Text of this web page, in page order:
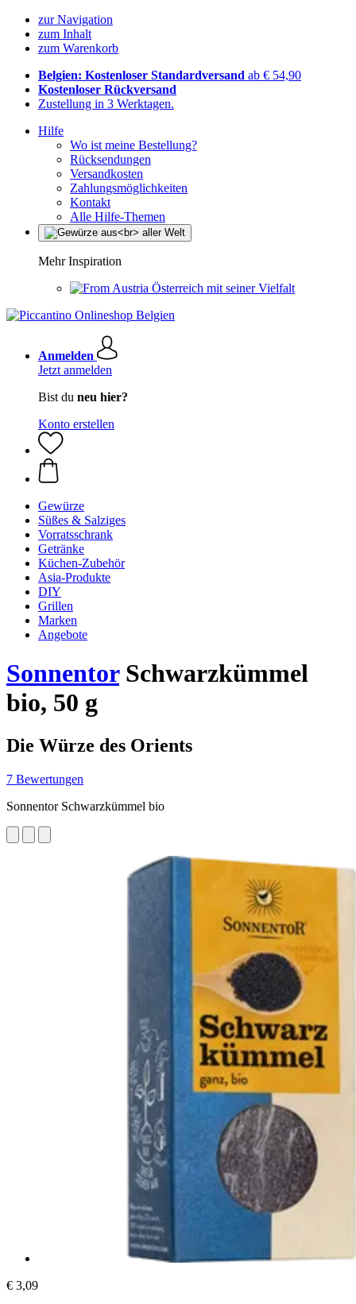
zur Navigation
zum Inhalt
zum Warenkorb
Belgien: Kostenloser Standardversand ab € 54,90
Kostenloser Rückversand
Zustellung in 3 Werktagen.
Hilfe
Wo ist meine Bestellung?
Rücksendungen
Versandkosten
Zahlungsmöglichkeiten
Kontakt
Alle Hilfe-Themen
Mehr Inspiration
Österreich mit seiner Vielfalt
Anmelden
Jetzt anmelden
Bist du neu hier?
Konto erstellen
Gewürze
Süßes & Salziges
Vorratsschrank
Getränke
Küchen-Zubehör
Asia-Produkte
DIY
Grillen
Marken
Angebote
SonnentorSchwarzkümmel
bio, 50 g
Die Würze des Orients
7 Bewertungen
Sonnentor Schwarzkümmel bio
€ 3,09